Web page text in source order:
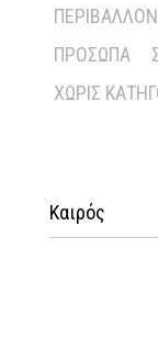
ΠΡΌΣΩΠΑ
ΧΩΡΊΣ
Καιρός